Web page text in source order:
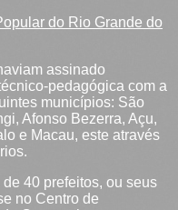
do Rio Grande do
assinado
pedagógica com a
municípios: São
Afonso Bezerra, Açu,
e Macau, este através
40 prefeitos, ou seus
no Centro de